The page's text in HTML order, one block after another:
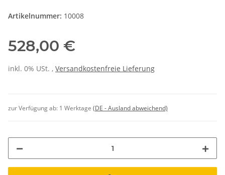
Artikelnummer: 10008
528,00 €
inkl. 0% USt. , Versandkostenfreie Lieferung
zur Verfügung ab: 1 Werktage (DE - Ausland abweichend)